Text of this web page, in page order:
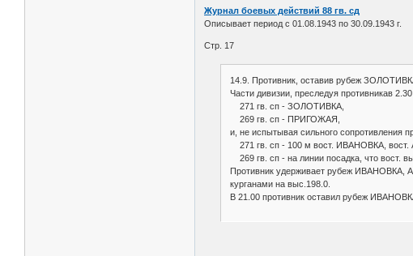
Журнал боевых действий 88 гв. сд
Описывает период с 01.08.1943 по 30.09.1943 г.
Стр. 17
14.9. Противник, оставив рубеж
Части дивизии, преследуя противникав
271 гв. сп - ЗОЛОТИВКА,
269 гв. сп - ПРИГОЖАЯ,
и, не испытывая сильного сопротивления
271 гв. сп - 100 м вост. ИВАНОВКА, вост.
269 гв. сп - на линии посадка, что вост.
Противник удерживает рубеж ИВАНОВКА,
курганами на выс.198.0.
В 21.00 противник оставил рубеж